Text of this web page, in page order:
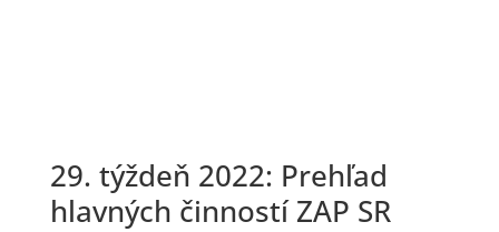
29. týždeň 2022: Prehľad
hlavných činností ZAP SR